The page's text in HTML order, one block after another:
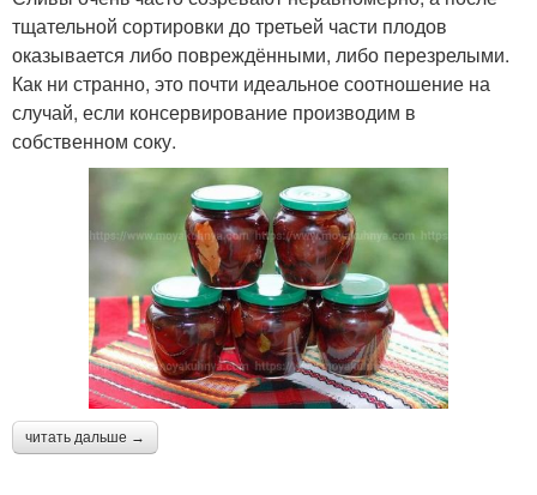
тщательной сортировки до третьей части плодов
оказывается либо повреждёнными, либо перезрелыми.
Как ни странно, это почти идеальное соотношение на
случай, если консервирование производим в
собственном соку.
читать дальше →